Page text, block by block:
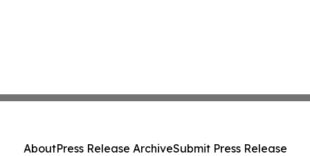
AboutPress Release ArchiveSubmit Press Release